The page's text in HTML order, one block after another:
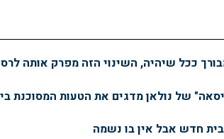
ככל שיהיה, השינוי הזה מפרק אותה
של נולאן מדגים את הטעות המסוכנת
חדש אבל אין בו נשמה